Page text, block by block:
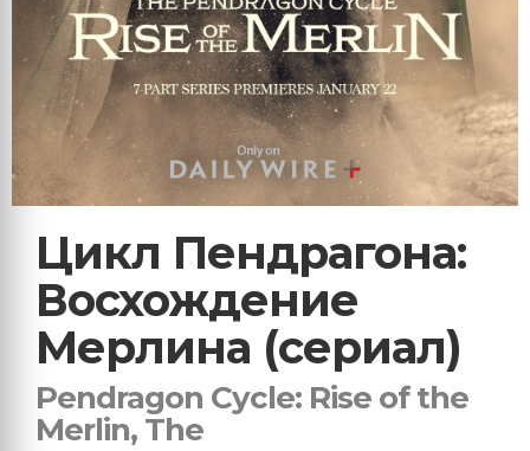
Цикл Пендрагона:
Восхождение
Мерлина (сериал)
Pendragon Cycle: Rise of the
Merlin, The